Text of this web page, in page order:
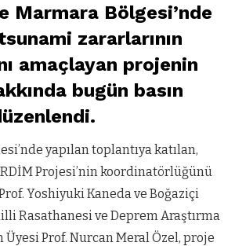
Marmara Bölgesi’nde
zararlarının
amaçlayan projenin
bugün basın
yapılan toplantıya katılan,
Projesi’nin koordinatörlüğünü
Yoshiyuki Kaneda ve Boğaziçi
Rasathanesi ve Deprem Araştırma
Prof. Nurcan Meral Özel, proje